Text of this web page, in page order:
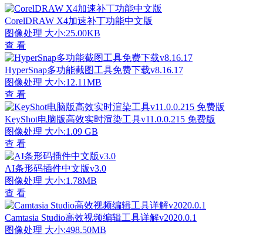
CorelDRAW X4加速补丁功能中文版
图像处理 大小:25.00KB
查 看
HyperSnap多功能截图工具免费下载v8.16.17
图像处理 大小:12.11MB
查 看
KeyShot电脑版高效实时渲染工具v11.0.0.215 免费版
图像处理 大小:1.09 GB
查 看
AI条形码插件中文版v3.0
图像处理 大小:1.78MB
查 看
Camtasia Studio高效视频编辑工具详解v2020.0.1
图像处理 大小:498.50MB